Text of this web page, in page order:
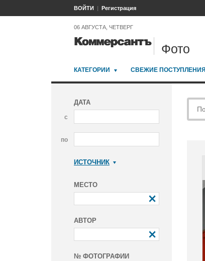
ВОЙТИ Регистрация
06 АВГУСТА, ЧЕТВЕРГ
Фото
КАТЕГОРИИ СВЕЖИЕ ПОСТУПЛЕНИЯ
ДАТА
с
по
ИСТОЧНИК
МЕСТО
АВТОР
№ ФОТОГРАФИИ